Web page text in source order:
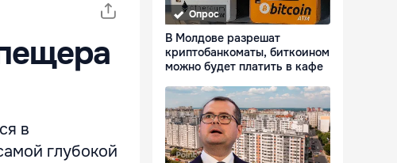
в
глубокой
Опрос
В Молдове разрешат
криптобанкоматы, биткоином
можно будет платить в кафе